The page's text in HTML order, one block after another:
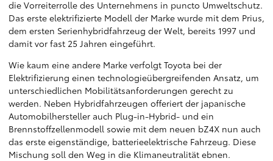
die Vorreiterrolle des Unternehmens in puncto Umweltschutz.
Das erste elektrifizierte Modell der Marke wurde mit dem Prius,
dem ersten Serienhybridfahrzeug der Welt, bereits 1997 und
damit vor fast 25 Jahren eingeführt.
Wie kaum eine andere Marke verfolgt Toyota bei der
Elektrifizierung einen technologieübergreifenden Ansatz, um
unterschiedlichen Mobilitätsanforderungen gerecht zu
werden. Neben Hybridfahrzeugen offeriert der japanische
Automobilhersteller auch Plug-in-Hybrid- und ein
Brennstoffzellenmodell sowie mit dem neuen bZ4X nun auch
das erste eigenständige, batterieelektrische Fahrzeug. Diese
Mischung soll den Weg in die Klimaneutralität ebnen.